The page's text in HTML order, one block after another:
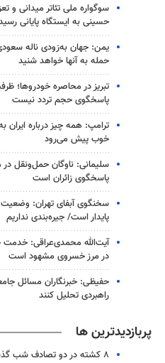
سوگواره ملی تئاتر میدانی و
حسینی به ایستگاه پایانی
یمن: جهان به‌زودی ناله
حمله به آنها خواهد شنید
تبریز در محاصره خودروها؛
پاسخگوی حجم تردد نیست
ترامپ: همه چیز درباره ایران
خوب پیش می‌رود
سلیمانی: ناوگان حمل‌ونقل
پاسخگوی زائران است
سخنگوی آبفای تهران:
پایدار است/ جیره‌بندی نداریم
آیت‌الله محمدی‌عراقی: خدمت
در مرز خسروی مشهود است
حفیظی: خبرنگاران مسائل
راهبردی تحلیل کنند
پربازدیدترین ها
۸ کشته در دو تصادف شب گذشته